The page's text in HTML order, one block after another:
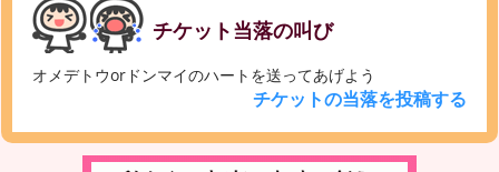
チケット当落の叫び
オメデトウorドンマイのハートを送ってあげよう
チケットの当落を投稿する